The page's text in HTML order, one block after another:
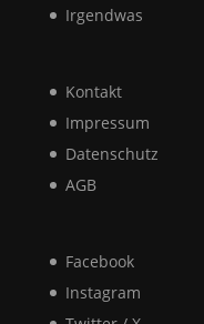
Irgendwas
Kontakt
Impressum
Datenschutz
AGB
Facebook
Instagram